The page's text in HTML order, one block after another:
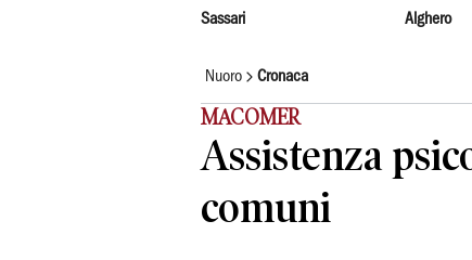
Sassari Alghero
Nuoro Cronaca
MACOMER
Assistenza
comuni